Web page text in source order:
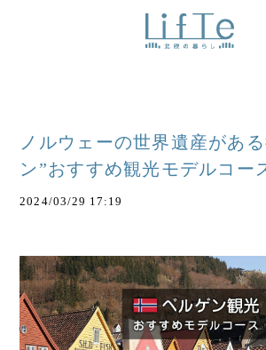
ノルウェーの世界遺産があ
ン”おすすめ観光モデルコー
2024/03/29 17:19